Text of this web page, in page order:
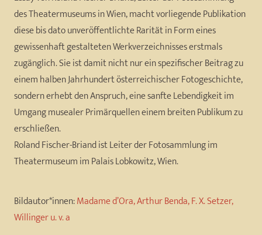
des Theatermuseums in Wien, macht vorliegende Publikation
diese bis dato unveröffentlichte Rarität in Form eines
gewissenhaft gestalteten Werkverzeichnisses erstmals
zugänglich. Sie ist damit nicht nur ein spezifischer Beitrag zu
einem halben Jahrhundert österreichischer Fotogeschichte,
sondern erhebt den Anspruch, eine sanfte Lebendigkeit im
Umgang musealer Primärquellen einem breiten Publikum zu
erschließen.
Roland Fischer-Briand ist Leiter der Fotosammlung im
Theatermuseum im Palais Lobkowitz, Wien.
Bildautor*innen:Madame d’Ora, Arthur Benda, F. X. Setzer,
Willinger u. v. a